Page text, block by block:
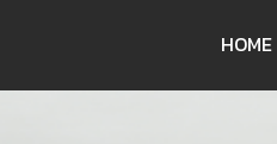
HOME